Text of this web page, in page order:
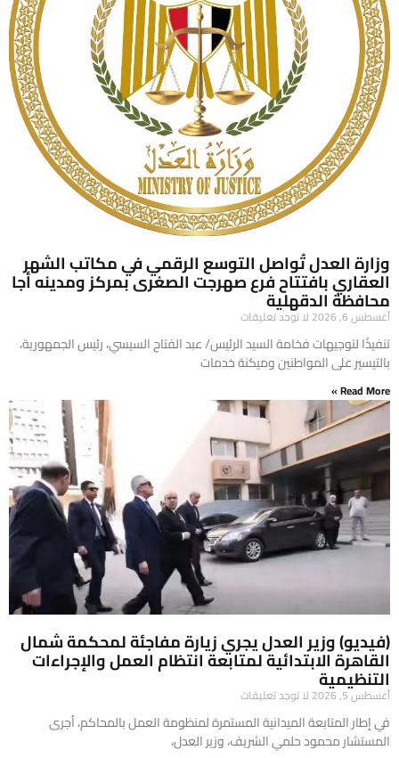
وزارة العدل تُواصل التوسع الرقمي في مكاتب الشهر
العقاري بافتتاح فرع صهرجت الصغرى بمركز ومدينه أجا
محافظة الدقهلية
أغسطس 6, 2026 لا توجد تعليقات
تنفيذًا لتوجيهات فخامة السيد الرئيس/ عبد الفتاح السيسي، رئيس الجمهورية،
بالتيسير على المواطنين وميكنة خدمات
Read More »
(فيديو) وزير العدل يجري زيارة مفاجئة لمحكمة شمال
القاهرة الابتدائية لمتابعة انتظام العمل والإجراءات
التنظيمية
أغسطس 5, 2026 لا توجد تعليقات
في إطار المتابعة الميدانية المستمرة لمنظومة العمل بالمحاكم، أجرى
المستشار محمود حلمي الشريف، وزير العدل،